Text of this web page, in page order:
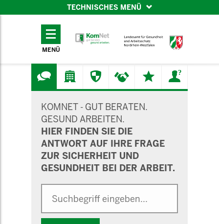
TECHNISCHES MENÜ
TECHNISCHES
MENÜ
KOMNET - GUT BERATEN.
GESUND ARBEITEN.
HIER FINDEN SIE DIE
ANTWORT AUF IHRE FRAGE
ZUR SICHERHEIT UND
GESUNDHEIT BEI DER ARBEIT.